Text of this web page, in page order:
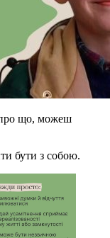
що, можеш
бути з собою.